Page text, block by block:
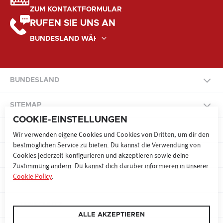
COOKIE-EINSTELLUNGEN
Wir verwenden eigene Cookies und Cookies von Dritten, um dir den
bestmöglichen Service zu bieten. Du kannst die Verwendung von
Cookies jederzeit konfigurieren und akzeptieren sowie deine
Zustimmung ändern. Du kannst dich darüber informieren in unserer
Cookie Policy.
ALLE AKZEPTIEREN
ZUM KONTAKTFORMULAR
RUFEN SIE UNS AN
BUNDESLAND
NATIONAL
KÄRNTEN
NIEDERÖSTERREICH
OBERÖSTERREICH
SITEMAP
SITEMAP
RADIO FERNSEHEN ONLINE
COOKIE PRÄFERENZEN
IMPRESSUM
DATENSCHUTZ